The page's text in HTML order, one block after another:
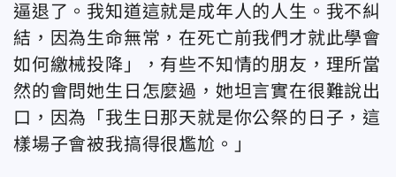
逼退了。我知道這就是成年人的人生。我不糾
結，因為生命無常，在死亡前我們才就此學會
如何繳械投降」，有些不知情的朋友，理所當
然的會問她生日怎麼過，她坦言實在很難說出
口，因為「我生日那天就是你公祭的日子，這
樣場子會被我搞得很尷尬。」